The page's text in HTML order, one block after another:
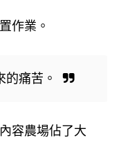
作業。
痛苦。
容農場佔了大